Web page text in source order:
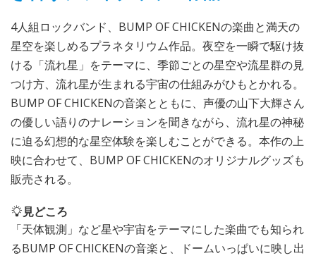
4人組ロックバンド、BUMP OF CHICKENの楽曲と満天の
星空を楽しめるプラネタリウム作品。夜空を一瞬で駆け抜
ける「流れ星」をテーマに、季節ごとの星空や流星群の見
つけ方、流れ星が生まれる宇宙の仕組みがひもとかれる。
BUMP OF CHICKENの音楽とともに、声優の山下大輝さん
の優しい語りのナレーションを聞きながら、流れ星の神秘
に迫る幻想的な星空体験を楽しむことができる。本作の上
映に合わせて、BUMP OF CHICKENのオリジナルグッズも
販売される。
見どころ
「天体観測」など星や宇宙をテーマにした楽曲でも知られ
るBUMP OF CHICKENの音楽と、ドームいっぱいに映し出